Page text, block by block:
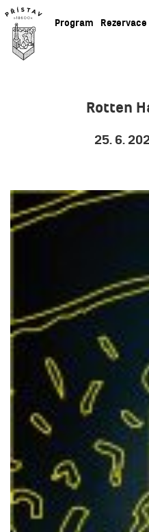
Program Rezervace
Rotten
25. 6.